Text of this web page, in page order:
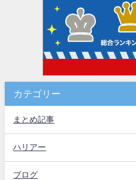
カテゴリー
まとめ記事
ハリアー
ブログ